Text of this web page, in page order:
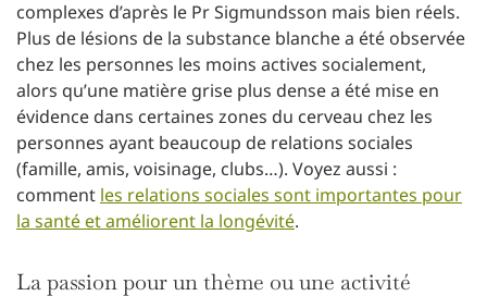
complexes d’après le Pr Sigmundsson mais bien réels.
Plus de lésions de la substance blanche a été observée
chez les personnes les moins actives socialement,
alors qu’une matière grise plus dense a été mise en
évidence dans certaines zones du cerveau chez les
personnes ayant beaucoup de relations sociales
(famille, amis, voisinage, clubs…). Voyez aussi :
comment les relations sociales sont importantes pour
la santé et améliorent la longévité.
La passion pour un thème ou une activité